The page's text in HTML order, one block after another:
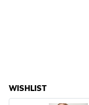
WISHLIST